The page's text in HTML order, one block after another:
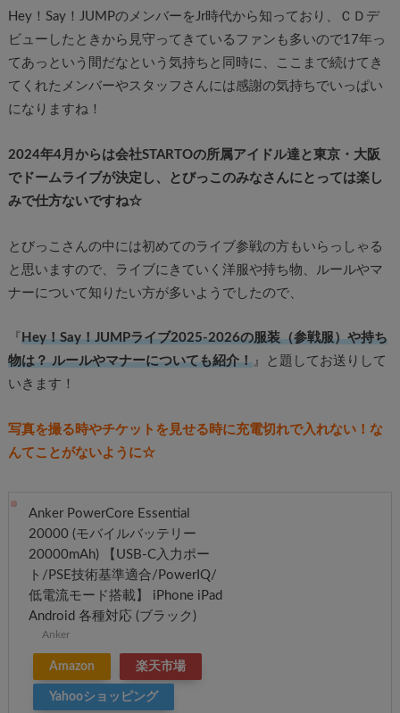
Hey！Say！JUMPのメンバーをJr時代から知っており、ＣＤデ
ビューしたときから見守ってきているファンも多いので17年っ
てあっという間だなという気持ちと同時に、ここまで続けてき
てくれたメンバーやスタッフさんには感謝の気持ちでいっぱい
になりますね！
2024年4月からは会社STARTOの所属アイドル達と東京・大阪
でドームライブが決定し、とびっこのみなさんにとっては楽し
みで仕方ないですね☆
とびっこさんの中には初めてのライブ参戦の方もいらっしゃる
と思いますので、ライブにきていく洋服や持ち物、ルールやマ
ナーについて知りたい方が多いようでしたので、
『 Hey！Say！JUMPライブ2025-2026の服装（参戦服）や持ち
物は？ ルールやマナーについても紹介！』と題してお送りして
いきます！
写真を撮る時やチケットを見せる時に充電切れで入れない！な
んてことがないように☆
Anker PowerCore Essential
20000 (モバイルバッテリー
20000mAh) 【USB-C入力ポー
ト/PSE技術基準適合/PowerIQ/
低電流モード搭載】 iPhone iPad
Android 各種対応 (ブラック)
Anker
Amazon 楽天市場
Yahooショッピング